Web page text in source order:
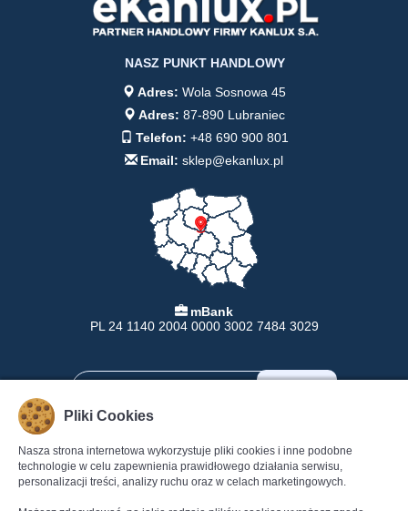
NASZ PUNKT HANDLOWY
Adres: Wola Sosnowa 45
Adres: 87-890 Lubraniec
Telefon: +48 690 900 801
Email: sklep@ekanlux.pl
mBank
PL 24 1140 2004 0000 3002 7484 3029
INFORMACJE
Formy Płatności
Dostawa
POMOC
Pomoc
Regulamin
Pliki Cookies
Nasza strona internetowa wykorzystuje pliki cookies i inne podobne
technologie w celu zapewnienia prawidłowego działania serwisu,
personalizacji treści, analizy ruchu oraz w celach marketingowych.